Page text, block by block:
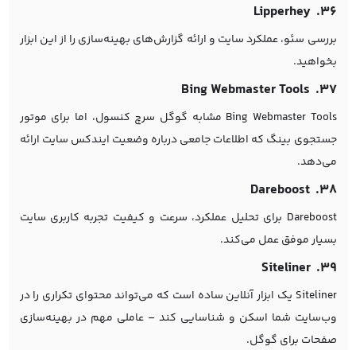
۳۶. Lipperhey
بررسی سئو، عملکرد سایت و ارائه گزارش‌های بهینه‌سازی را از این ابزار
بخواهید.
۳۷. Bing Webmaster Tools
Bing Webmaster Tools مشابه گوگل سرچ کنسول، اما برای موتور
جستجوی بینگ که اطلاعات جامعی درباره وضعیت ایندکس سایت ارائه
می‌دهد.
۳۸. Dareboost
Dareboost برای تحلیل عملکرد، سرعت و کیفیت تجربه کاربری سایت
بسیار موفق عمل می‌کند.
۳۹. Siteliner
Siteliner یک ابزار آنلاین ساده است که می‌تواند محتوای تکراری را در
وب‌سایت شما اسکن و شناسایی کند – عاملی مهم در بهینه‌سازی
صفحات برای گوگل.